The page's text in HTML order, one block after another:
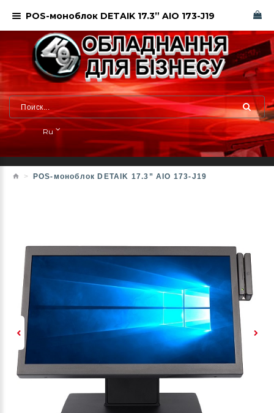
Ru
POS-моноблок DETAIK 17.3” AIO 173-J19
POS-моноблок DETAIK 17.3” AIO 173-J19